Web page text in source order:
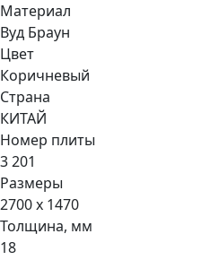
Материал
Вуд Браун
Цвет
Коричневый
Страна
КИТАЙ
Номер плиты
3 201
Размеры
2700 x 1470
Толщина, мм
18